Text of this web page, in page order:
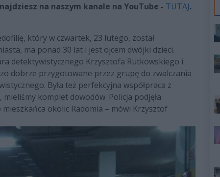
na naszym kanale na YouTube - TUTAJ.
który w czwartek, 23 lutego, został
ma ponad 30 lat i jest ojcem dwójki dzieci.
detektywistycznego Krzysztofa Rutkowskiego i
dobrze przygotowane przez grupę do zwalczania
Była też perfekcyjna współpraca z
komplet dowodów. Policja podjęła
okolic Radomia – mówi Krzysztof